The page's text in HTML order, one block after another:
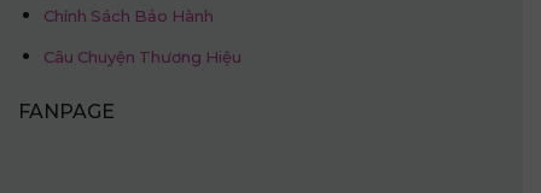
Chính Sách Bảo Hành
Câu Chuyện Thương Hiệu
FANPAGE